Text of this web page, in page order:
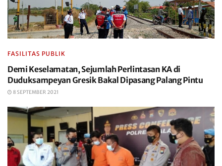
FASILITAS PUBLIK
Demi Keselamatan, Sejumlah Perlintasan KA di
Duduksampeyan Gresik Bakal Dipasang Palang Pintu
8 SEPTEMBER 2021